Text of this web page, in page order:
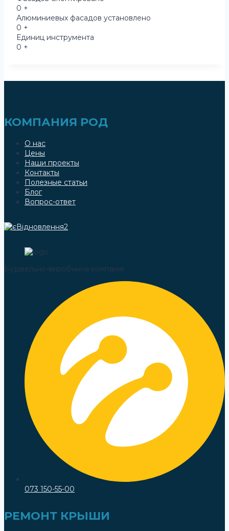
0 +
Алюминиевых фасадов установлено
0 +
Единиц инструмента
0 +
КОМПАНИЯ РОД
О нас
Цены
Наши проекты
Контакты
Полезные статьи
Блог
Вопрос-ответ
Будівельно-виробнича компанія
073 150-55-00
РЕМОНТ КРЫШИ